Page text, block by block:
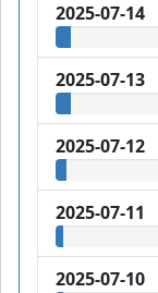
2025-07-14
2025-07-13
2025-07-12
2025-07-11
2025-07-10